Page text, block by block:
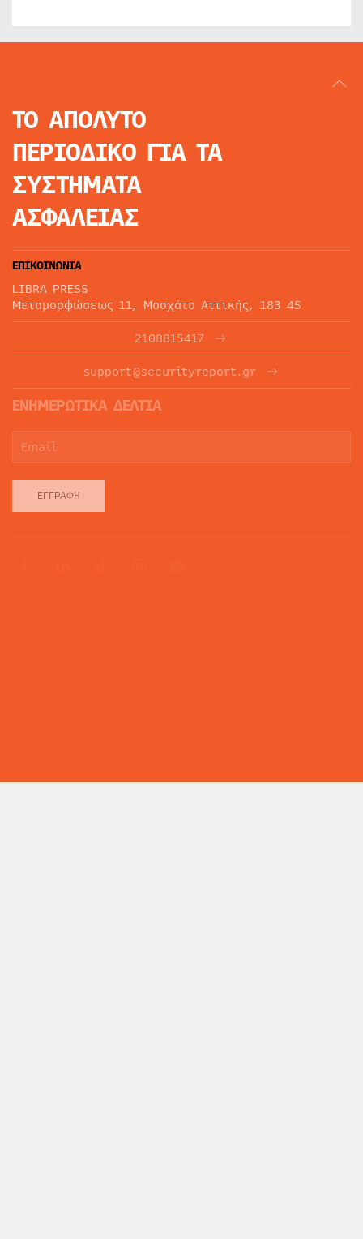
ΤΟ ΑΠΟΛΥΤΟ
ΠΕΡΙΟΔΙΚΟ ΓΙΑ ΤΑ
ΣΥΣΤΗΜΑΤΑ
ΑΣΦΑΛΕΙΑΣ
ΕΠΙΚΟΙΝΩΝΙΑ
LIBRA PRESS
Μεταμορφώσεως 11, Μοσχάτο Αττικής, 183 45
2108815417
support@securityreport.gr
ΕΝΗΜΕΡΩΤΙΚΑ ΔΕΛΤΙΑ
ΕΓΓΡΑΦΉ